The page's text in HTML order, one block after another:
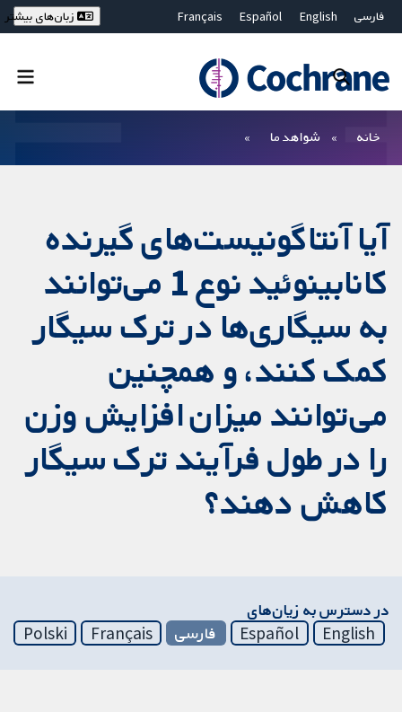
فارسی English
Español
Français
Bahasa Malaysia
ไทย
繁體中文
زبان‌های بیشتر
خانه شواهد ما
آیا آنتاگونیست‌های گیرنده
کانابینوئید نوع 1 می‌توانند
به سیگاری‌ها در ترک سیگار
کمک کنند، و همچنین
می‌توانند میزان افزایش وزن
را در طول فرآیند ترک سیگار
کاهش دهند؟
در دسترس به زیان‌های
English
Español فارسی Français
Polski